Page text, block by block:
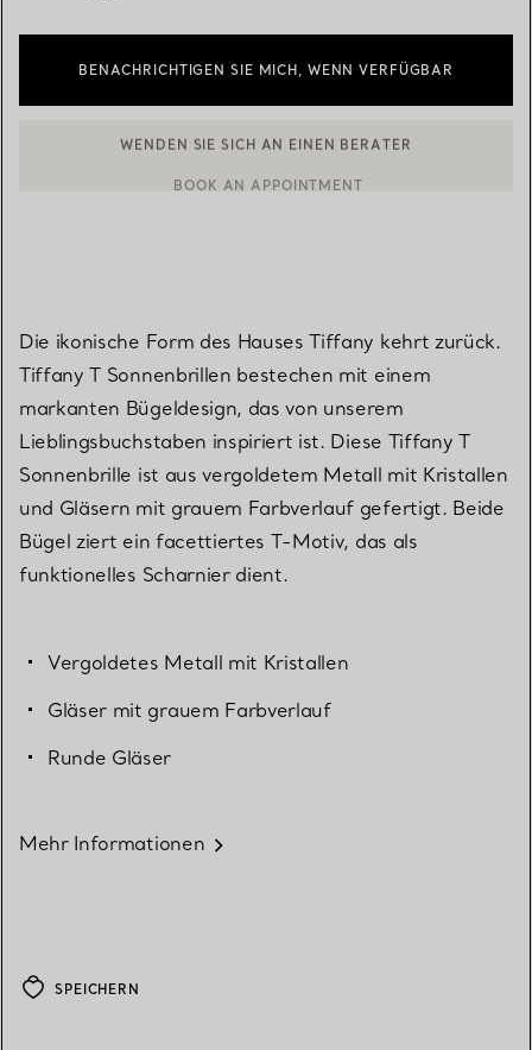
BENACHRICHTIGEN SIE MICH, WENN VERFÜGBAR
BOOK AN APPOINTMENT
Die ikonische Form des Hauses Tiffany kehrt zurück.
Tiffany T Sonnenbrillen bestechen mit einem
markanten Bügeldesign, das von unserem
Lieblingsbuchstaben inspiriert ist. Diese Tiffany T
Sonnenbrille ist aus vergoldetem Metall mit Kristallen
und Gläsern mit grauem Farbverlauf gefertigt. Beide
Bügel ziert ein facettiertes T-Motiv, das als
funktionelles Scharnier dient.
Vergoldetes Metall mit Kristallen
Gläser mit grauem Farbverlauf
Runde Gläser
Mehr Informationen
SPEICHERN